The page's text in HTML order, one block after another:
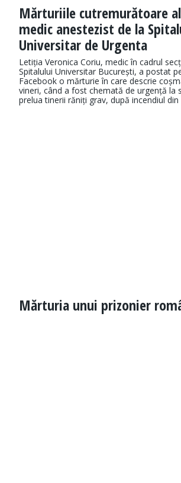
Mărturiile cutremurătoare
medic anestezist de la
Universitar de Urgenta
Letiția Veronica Coriu, medic în cadrul
Spitalului Universitar București, a postat
Facebook o mărturie în care descrie
vineri, când a fost chemată de urgență la
prelua tinerii răniți grav, după incendiul din
Mărturia unui prizonier